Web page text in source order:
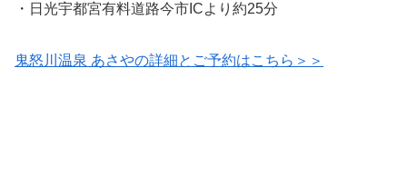
・日光宇都宮有料道路今市ICより約25分
鬼怒川温泉 あさやの詳細とご予約はこちら＞＞